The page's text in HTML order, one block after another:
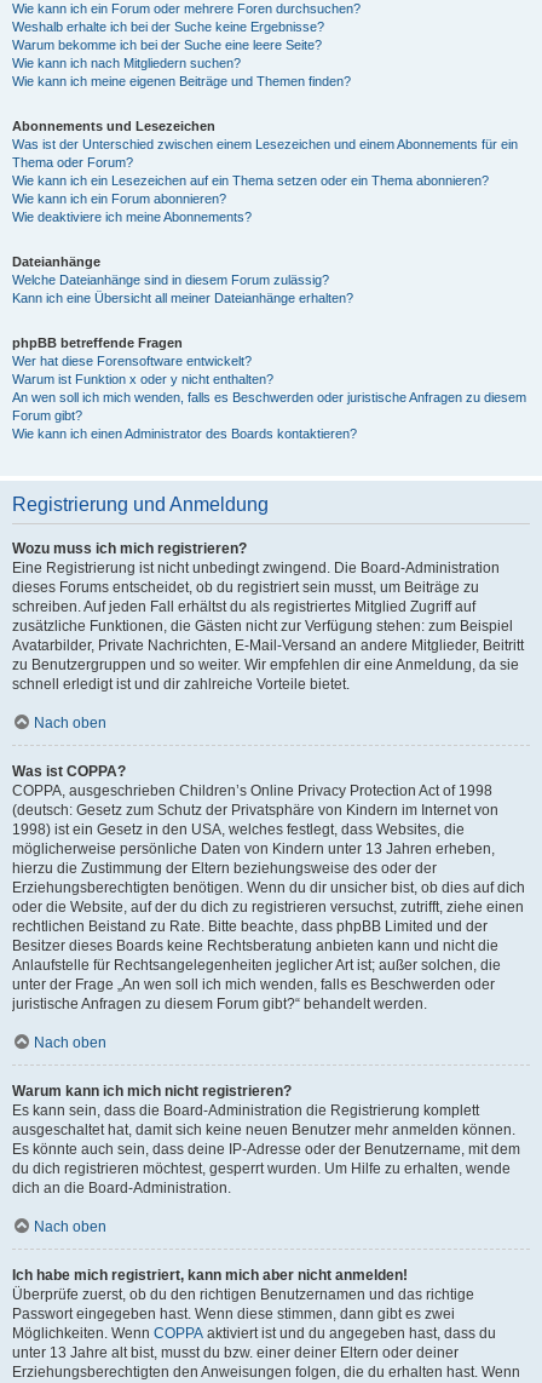
Wie kann ich ein Forum oder mehrere Foren durchsuchen?
Weshalb erhalte ich bei der Suche keine Ergebnisse?
Warum bekomme ich bei der Suche eine leere Seite?
Wie kann ich nach Mitgliedern suchen?
Wie kann ich meine eigenen Beiträge und Themen finden?
Abonnements und Lesezeichen
Was ist der Unterschied zwischen einem Lesezeichen und einem Abonnements für ein
Thema oder Forum?
Wie kann ich ein Lesezeichen auf ein Thema setzen oder ein Thema abonnieren?
Wie kann ich ein Forum abonnieren?
Wie deaktiviere ich meine Abonnements?
Dateianhänge
Welche Dateianhänge sind in diesem Forum zulässig?
Kann ich eine Übersicht all meiner Dateianhänge erhalten?
phpBB betreffende Fragen
Wer hat diese Forensoftware entwickelt?
Warum ist Funktion x oder y nicht enthalten?
An wen soll ich mich wenden, falls es Beschwerden oder juristische Anfragen zu diesem
Forum gibt?
Wie kann ich einen Administrator des Boards kontaktieren?
Registrierung und Anmeldung
Wozu muss ich mich registrieren?
Eine Registrierung ist nicht unbedingt zwingend. Die Board-Administration
dieses Forums entscheidet, ob du registriert sein musst, um Beiträge zu
schreiben. Auf jeden Fall erhältst du als registriertes Mitglied Zugriff auf
zusätzliche Funktionen, die Gästen nicht zur Verfügung stehen: zum Beispiel
Avatarbilder, Private Nachrichten, E-Mail-Versand an andere Mitglieder, Beitritt
zu Benutzergruppen und so weiter. Wir empfehlen dir eine Anmeldung, da sie
schnell erledigt ist und dir zahlreiche Vorteile bietet.
Nach oben
Was ist COPPA?
COPPA, ausgeschrieben Children’s Online Privacy Protection Act of 1998
(deutsch: Gesetz zum Schutz der Privatsphäre von Kindern im Internet von
1998) ist ein Gesetz in den USA, welches festlegt, dass Websites, die
möglicherweise persönliche Daten von Kindern unter 13 Jahren erheben,
hierzu die Zustimmung der Eltern beziehungsweise des oder der
Erziehungsberechtigten benötigen. Wenn du dir unsicher bist, ob dies auf dich
oder die Website, auf der du dich zu registrieren versuchst, zutrifft, ziehe einen
rechtlichen Beistand zu Rate. Bitte beachte, dass phpBB Limited und der
Besitzer dieses Boards keine Rechtsberatung anbieten kann und nicht die
Anlaufstelle für Rechtsangelegenheiten jeglicher Art ist; außer solchen, die
unter der Frage „An wen soll ich mich wenden, falls es Beschwerden oder
juristische Anfragen zu diesem Forum gibt?“ behandelt werden.
Nach oben
Warum kann ich mich nicht registrieren?
Es kann sein, dass die Board-Administration die Registrierung komplett
ausgeschaltet hat, damit sich keine neuen Benutzer mehr anmelden können.
Es könnte auch sein, dass deine IP-Adresse oder der Benutzername, mit dem
du dich registrieren möchtest, gesperrt wurden. Um Hilfe zu erhalten, wende
dich an die Board-Administration.
Nach oben
Ich habe mich registriert, kann mich aber nicht anmelden!
Überprüfe zuerst, ob du den richtigen Benutzernamen und das richtige
Passwort eingegeben hast. Wenn diese stimmen, dann gibt es zwei
Möglichkeiten. Wenn COPPA aktiviert ist und du angegeben hast, dass du
unter 13 Jahre alt bist, musst du bzw. einer deiner Eltern oder deiner
Erziehungsberechtigten den Anweisungen folgen, die du erhalten hast. Wenn